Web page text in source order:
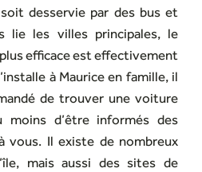
soit desservie par des bus et
lie les villes principales, le
efficace est effectivement
à Maurice en famille, il
de trouver une voiture
moins d’être informés des
vous. Il existe de nombreux
mais aussi des sites de